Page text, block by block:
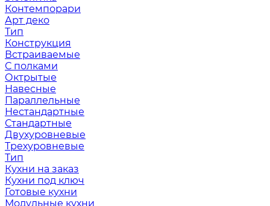
Контемпорари
Арт деко
Тип
Конструкция
Встраиваемые
С полками
Октрытые
Навесные
Параллельные
Нестандартные
Стандартные
Двухуровневые
Трехуровневые
Тип
Кухни на заказ
Кухни под ключ
Готовые кухни
Модульные кухни